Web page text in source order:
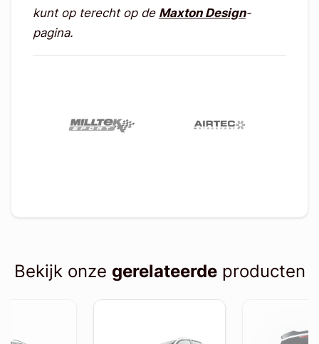
kunt op terecht op de Maxton Design-
pagina.
Bekijk onze gerelateerdeproducten